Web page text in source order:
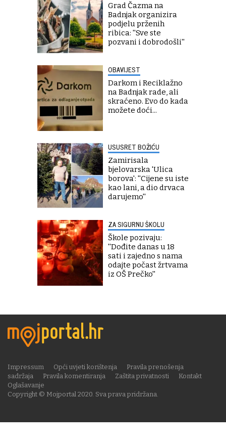
Grad Čazma na
Badnjak organizira
podjelu prženih
ribica: ''Sve ste
pozvani i dobrodošli''
OBAVIJEST
Darkom i Reciklažno
na Badnjak rade, ali
skraćeno. Evo do kada
možete doći...
USUSRET BOŽIĆU
Zamirisala
bjelovarska 'Ulica
borova': ''Cijene su iste
kao lani, a dio drvaca
darujemo''
ZA SIGURNU ŠKOLU
Škole pozivaju:
''Dođite danas u 18
sati i zajedno s nama
odajte počast žrtvama
iz OŠ Prečko''
Copyright © Mojportal 2020. Sva prava pridržana.
Impressum Opći uvjeti korištenja
Pravila prenošenja
sadržaja
Pravila komentiranja Zaštita privatnosti
Kontakt
Oglašavanje